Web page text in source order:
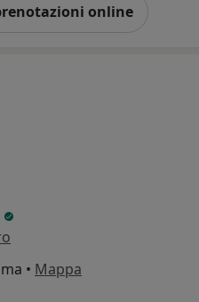
online
• Mappa